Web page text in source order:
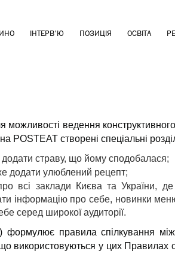
ІНТЕРВ'Ю ПОЗИЦІЯ ОСВІТА
ведення
POSTEAT створені спеціальні
страву, що йому сподобалася;
додати улюблений рецепт;
всі заклади Києва та України,
інформацію про себе, новинки
серед широкої аудиторії.
формулює правила спілкування
використовуються у цих Правилах